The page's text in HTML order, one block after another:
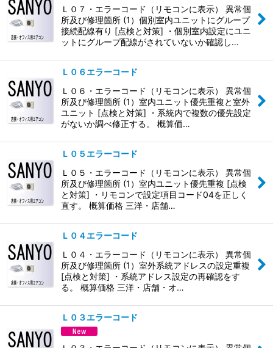
Ｌ０７・エラーコード（リモコンに表示） 異常個
所及び修理箇所 (1）個別室内ユニットにグループ
接続配線有り [点検と対策] ・個別室内設定にユニ
ットにグループ配線がされていないか確認し…
Ｌ０６エラーコード
Ｌ０６・エラーコード（リモコンに表示） 異常個
所及び修理箇所 (1）室内ユニット優先重複と室外
ユニット [点検と対策] ・系統内で複数の優先設定
がないか調べ修正する。 概算価…
Ｌ０５エラーコード
Ｌ０５・エラーコード（リモコンに表示） 異常個
所及び修理箇所 (1）室内ユニット優先重複 [点検
と対策] ・リモコンで設定項目コード04を正しく
直す。 概算価格 三洋・店舗…
Ｌ０４エラーコード
Ｌ０４・エラーコード（リモコンに表示） 異常個
所及び修理箇所 (1）室外系統アドレスの設定重複
[点検と対策] ・系統アドレス設定の再確認をす
る。 概算価格 三洋・店舗・オ…
Ｌ０３エラーコード